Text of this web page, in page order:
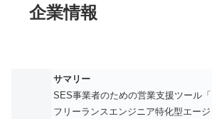
企業情報
サマリー
SES事業者のための営業支援ツール「
フリーランスエンジニア特化型エージ